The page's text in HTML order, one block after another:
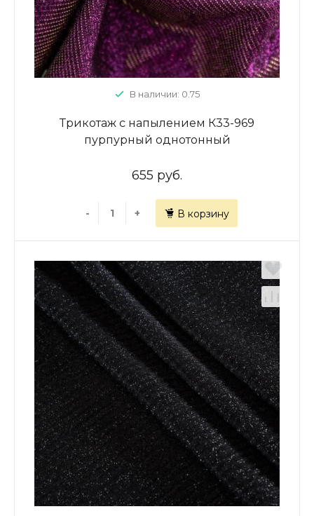
В наличии: 0.75
Трикотаж с напылением К33-969
пурпурный однотонный
655 руб.
- + В корзину